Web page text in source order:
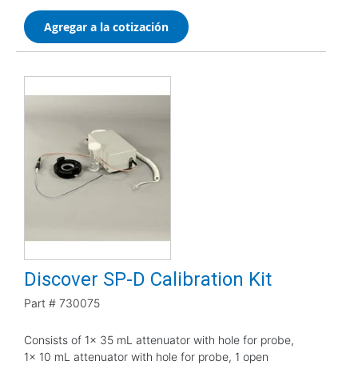
Agregar a la cotización
Discover SP-D Calibration Kit
Part # 730075
Consists of 1x 35 mL attenuator with hole for probe,
1x 10 mL attenuator with hole for probe, 1 open